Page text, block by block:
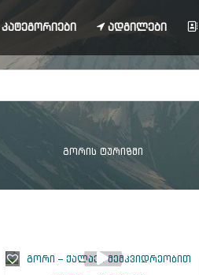
კატეგორიები ადგილები
გორის ტურიზმი